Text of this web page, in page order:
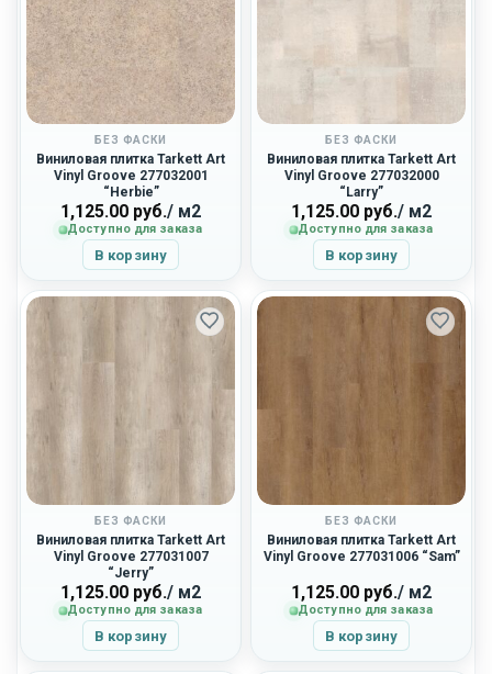
БЕЗ ФАСКИ
Виниловая плитка Tarkett Art
Vinyl Groove 277032001
“Herbie”
1,125.00 руб./ м2
Доступно для заказа
В корзину
БЕЗ ФАСКИ
Виниловая плитка Tarkett Art
Vinyl Groove 277032000
“Larry”
1,125.00 руб./ м2
Доступно для заказа
В корзину
БЕЗ ФАСКИ
Виниловая плитка Tarkett Art
Vinyl Groove 277031007
“Jerry”
1,125.00 руб./ м2
Доступно для заказа
В корзину
БЕЗ ФАСКИ
Виниловая плитка Tarkett Art
Vinyl Groove 277031006 “Sam”
1,125.00 руб./ м2
Доступно для заказа
В корзину